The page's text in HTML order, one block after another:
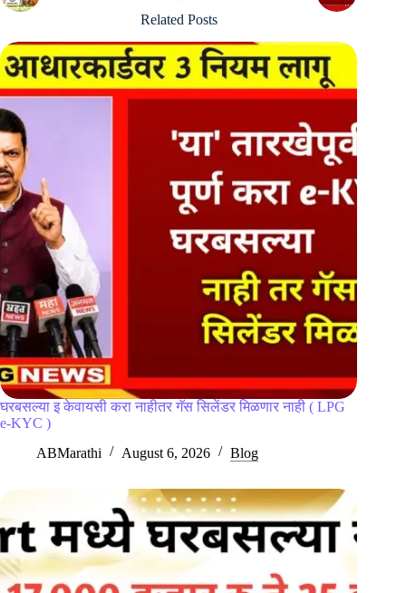
Related Posts
घरबसल्या इ केवायसी करा नाहीतर गॅस सिलेंडर मिळणार नाही ( LPG
e-KYC )
ABMarathi
August 6, 2026 Blog